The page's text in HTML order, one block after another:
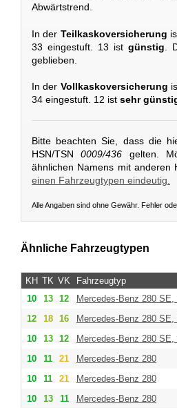
Abwärtstrend.
In der Teilkaskoversicherung
33 eingestuft. 13 istgünstig .
geblieben.
In der Vollkaskoversicherung
34 eingestuft. 12 ist sehr
Bitte beachten Sie, dass die
HSN/TSN0009/436 gelten.
ähnlichen Namens mit anderen
einen Fahrzeugtypen eindeutig.
Alle Angaben sind ohne Gewähr. Fehler
Ähnliche Fahrzeugtypen
KH TK VK Fahrzeugtyp
10
13 12 Mercedes-Benz 280 SE,
12
18 16 Mercedes-Benz 280 SE,
10
13 12 Mercedes-Benz 280 SE,
10
11 21 Mercedes-Benz 280
10
11 21 Mercedes-Benz 280
10
13 11 Mercedes-Benz 280